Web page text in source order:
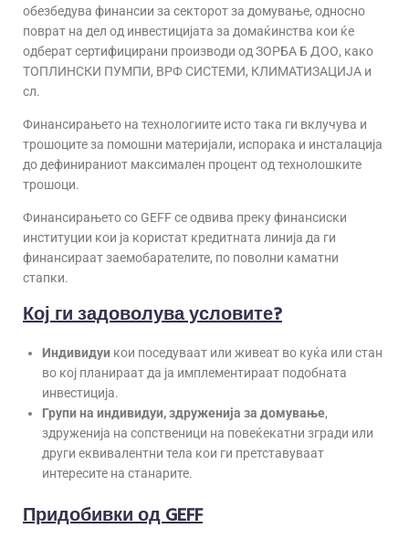
обезбедува финансии за секторот за домување, односно
поврат на дел од инвестицијата за домаќинства кои ќе
одберат сертифицирани производи од ЗОРБА Б ДОО, како
ТОПЛИНСКИ ПУМПИ, ВРФ СИСТЕМИ, КЛИМАТИЗАЦИЈА и
сл.
Финансирањето на технологиите исто така ги вклучува и
трошоците за помошни материјали, испорака и инсталација
до дефинираниот максимален процент од технолошките
трошоци.
Финансирањето со GEFF се одвива преку финансиски
институции кои ја користат кредитната линија да ги
финансираат заемобарателите, по поволни каматни
стапки.
Кој ги задоволува условите?
Индивидуи кои поседуваат или живеат во куќа или стан
во кој планираат да ја имплементираат подобната
инвестиција.
Групи на индивидуи, здруженија за домување,
здруженија на сопственици на повеќекатни згради или
други еквивалентни тела кои ги претставуваат
интересите на станарите.
Придобивки од GEFF